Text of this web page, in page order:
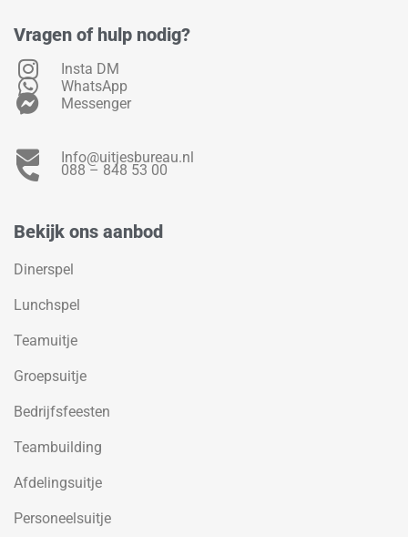
Vragen of hulp nodig?
Insta DM
WhatsApp
Messenger
Info@uitjesbureau.nl
088 – 848 53 00
Bekijk ons aanbod
Dinerspel
Lunchspel
Teamuitje
Groepsuitje
Bedrijfsfeesten
Teambuilding
Afdelingsuitje
Personeelsuitje